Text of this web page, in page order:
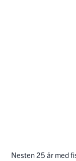
Nesten 25 år med